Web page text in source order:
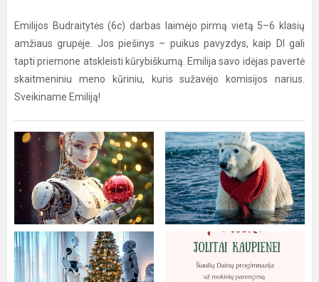
Emilijos Budraitytės (6c) darbas laimėjo pirmą vietą 5–6 klasių
amžiaus grupėje. Jos piešinys – puikus pavyzdys, kaip DI gali
tapti priemone atskleisti kūrybiškumą. Emilija savo idėjas pavertė
skaitmeniniu meno kūriniu, kuris sužavėjo komisijos narius.
Sveikiname Emiliją!